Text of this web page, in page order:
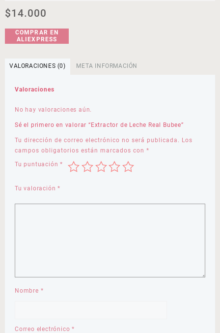
$14.000
COMPRAR EN
ALIEXPRESS
VALORACIONES (0) META INFORMACIÓN
Valoraciones
No hay valoraciones aún.
Sé el primero en valorar “Extractor de Leche Real Bubee”
Tu dirección de correo electrónico no será publicada. Los
campos obligatorios están marcados con *
Tu puntuación*
Tu valoración*
Nombre *
Correo electrónico*